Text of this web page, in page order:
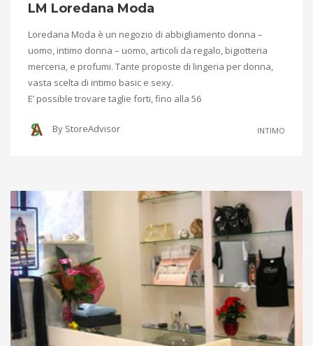
LM Loredana Moda
Loredana Moda è un negozio di abbigliamento donna –
uomo, intimo donna – uomo, articoli da regalo, bigiotteria
merceria, e profumi. Tante proposte di lingeria per donna,
vasta scelta di intimo basic e sexy.
E’ possible trovare taglie forti, fino alla 56
By StoreAdvisor INTIMO